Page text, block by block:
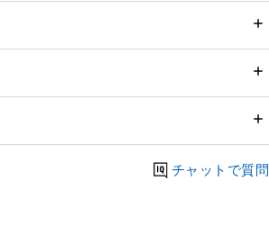
チャットで質問